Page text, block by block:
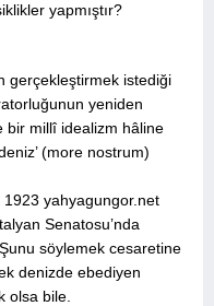
yapmıştır?
gerçekleştirmek istediği
yeniden
bir millî idealizm hâline
(more nostrum)
yahyagungor.net
Senatosu’nda
söylemek cesaretine
denizde ebediyen
olsa bile.